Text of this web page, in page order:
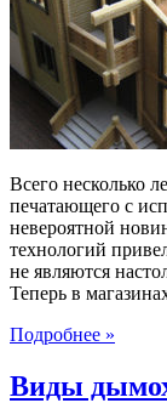
Всего несколько
печатающего с
невероятной
технологий
не являются
Теперь в
Подробнее »
Виды